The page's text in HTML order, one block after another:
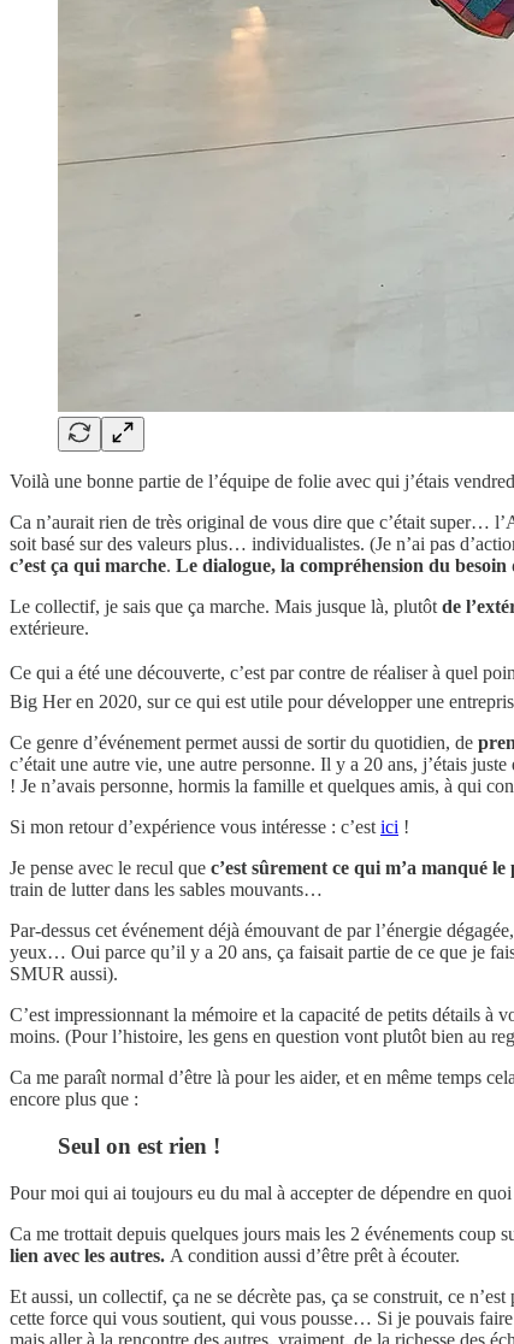
Voilà une bonne partie de l’équipe de folie avec qui j’étais
Ca n’aurait rien de très original de vous dire que c’était super…
soit basé sur des valeurs plus… individualistes. (Je n’ai pas
c’est ça qui marche. Le dialogue, la compréhension du besoin
Le collectif, je sais que ça marche. Mais jusque là, plutôt de
extérieure.
Ce qui a été une découverte, c’est par contre de réaliser à quel
Big Her en 2020, sur ce qui est utile pour développer une
Ce genre d’événement permet aussi de sortir du quotidien, de
c’était une autre vie, une autre personne. Il y a 20 ans, j’étais
! Je n’avais personne, hormis la famille et quelques amis, à qui
Si mon retour d’expérience vous intéresse : c’est ici !
Je pense avec le recul que c’est sûrement ce qui m’a manqué le
train de lutter dans les sables mouvants…
Par-dessus cet événement déjà émouvant de par l’énergie
yeux… Oui parce qu’il y a 20 ans, ça faisait partie de ce que je
SMUR aussi).
C’est impressionnant la mémoire et la capacité de petits détails à
moins. (Pour l’histoire, les gens en question vont plutôt bien au
Ca me paraît normal d’être là pour les aider, et en même temps
encore plus que :
Seul on est rien !
Pour moi qui ai toujours eu du mal à accepter de dépendre en
Ca me trottait depuis quelques jours mais les 2 événements coup
lien avec les autres. A condition aussi d’être prêt à écouter.
Et aussi, un collectif, ça ne se décrète pas, ça se construit, ce
cette force qui vous soutient, qui vous pousse… Si je pouvais
mais aller à la rencontre des autres, vraiment, de la richesse des